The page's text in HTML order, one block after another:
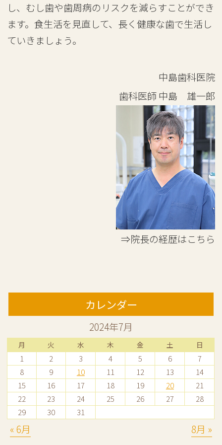
し、むし歯や歯周病のリスクを減らすことができ
ます。食生活を見直して、長く健康な歯で生活し
ていきましょう。
中島歯科医院
歯科医師中島 雄一郎
⇒院長の経歴はこちら
カレンダー
2024年7月
月 火 水 木 金 土 日
1 2 3 4 5 6
7
8
9 10 11 12 13
14
15
16 17 18 19 20
21
22
23 24 25 26 27
28
29
30 31
« 6月 8月 »